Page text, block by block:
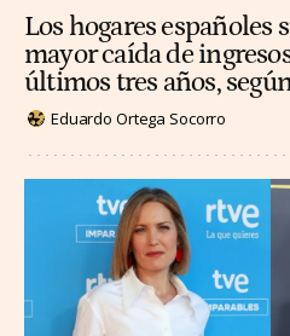
Los hogares españoles
mayor caída de
últimos tres años,
Eduardo Ortega Socorro